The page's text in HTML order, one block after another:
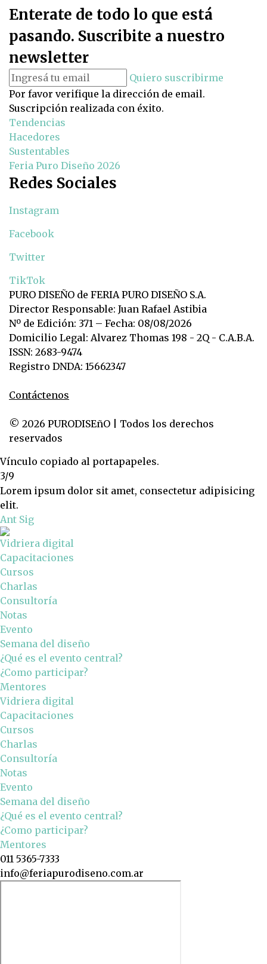
Enterate de todo lo que está
pasando. Suscribite a nuestro
newsletter
Quiero suscribirme
Por favor verifique la dirección de email.
Suscripción realizada con éxito.
Tendencias
Hacedores
Sustentables
Feria Puro Diseño 2026
Redes Sociales
Instagram
Facebook
Twitter
TikTok
PURO DISEÑO de FERIA PURO DISEÑO S.A.
Director Responsable: Juan Rafael Astibia
Nº de Edición: 371 – Fecha: 08/08/2026
Domicilio Legal: Alvarez Thomas 198 - 2Q - C.A.B.A.
ISSN: 2683-9474
Registro DNDA: 15662347
Contáctenos
© 2026 PURODISEñO | Todos los derechos
reservados
Vínculo copiado al portapapeles.
3/9
Lorem ipsum dolor sit amet, consectetur adipisicing
elit.
Ant Sig
Vidriera digital
Capacitaciones
Cursos
Charlas
Consultoría
Notas
Evento
Semana del diseño
¿Qué es el evento central?
¿Como participar?
Mentores
Vidriera digital
Capacitaciones
Cursos
Charlas
Consultoría
Notas
Evento
Semana del diseño
¿Qué es el evento central?
¿Como participar?
Mentores
011 5365-7333
info@feriapurodiseno.com.ar